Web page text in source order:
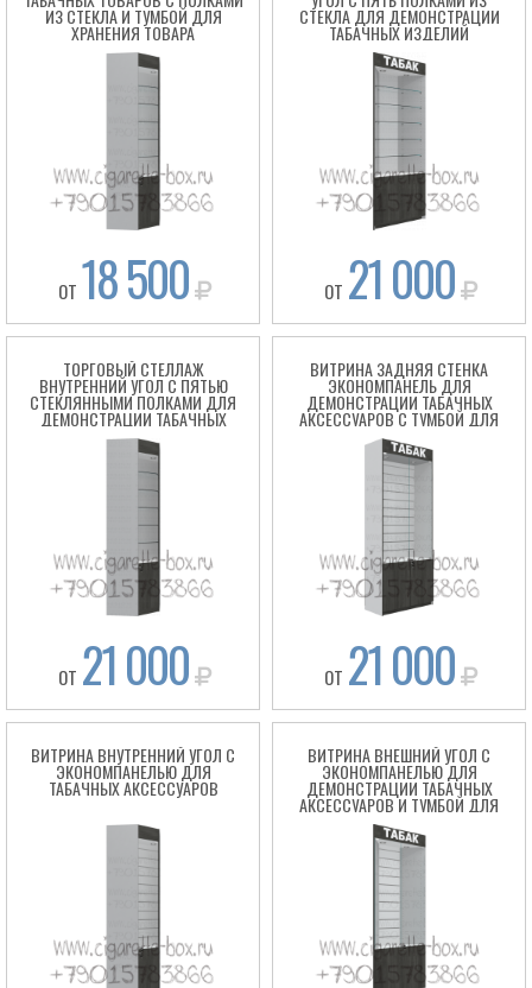
ИЗ СТЕКЛА И ТУМБОЙ ДЛЯ
ХРАНЕНИЯ ТОВАРА
ОТ 18 500
СТЕКЛА ДЛЯ ДЕМОНСТРАЦИИ
ТАБАЧНЫХ ИЗДЕЛИЙ
ОТ 21 000
ТОРГОВЫЙ СТЕЛЛАЖ
ВНУТРЕННИЙ УГОЛ С ПЯТЬЮ
СТЕКЛЯННЫМИ ПОЛКАМИ ДЛЯ
ДЕМОНСТРАЦИИ ТАБАЧНЫХ
ИЗДЕЛИЙ
ОТ 21 000
ВИТРИНА ЗАДНЯЯ СТЕНКА
ЭКОНОМПАНЕЛЬ ДЛЯ
ДЕМОНСТРАЦИИ ТАБАЧНЫХ
АКСЕССУАРОВ С ТУМБОЙ ДЛЯ
ХРАНЕНИЯ ТОВАРА
ОТ 21 000
ВИТРИНА ВНУТРЕННИЙ УГОЛ С
ЭКОНОМПАНЕЛЬЮ ДЛЯ
ТАБАЧНЫХ АКСЕССУАРОВ
ВИТРИНА ВНЕШНИЙ УГОЛ С
ЭКОНОМПАНЕЛЬЮ ДЛЯ
ДЕМОНСТРАЦИИ ТАБАЧНЫХ
АКСЕССУАРОВ И ТУМБОЙ ДЛЯ
ХРАНЕНИЯ ТОВАРА